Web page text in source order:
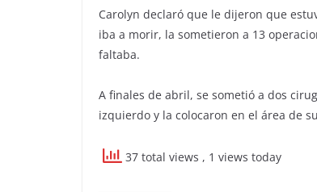
Carolyn declaró que le dijeron que
iba a morir, la sometieron a 13
faltaba.
A finales de abril, se sometió a dos
izquierdo y la colocaron en el área de
37 total views , 1 views today